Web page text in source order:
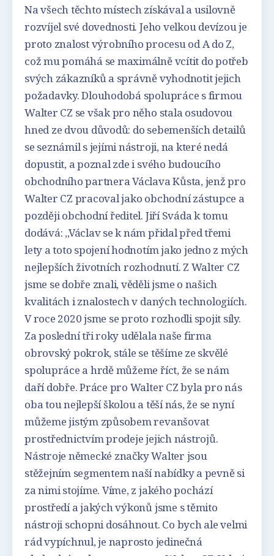
Na všech těchto místech získával a usilovně
rozvíjel své dovednosti. Jeho velkou devízou je
proto znalost výrobního procesu od A do Z,
což mu pomáhá se maximálně vcítit do potřeb
svých zákazníků a správně vyhodnotit jejich
požadavky. Dlouhodobá spolupráce s firmou
Walter CZ se však pro něho stala osudovou
hned ze dvou důvodů: do sebemenších detailů
se seznámil s jejími nástroji, na které nedá
dopustit, a poznal zde i svého budoucího
obchodního partnera Václava Kůsta, jenž pro
Walter CZ pracoval jako obchodní zástupce a
později obchodní ředitel. Jiří Sváda k tomu
dodává: „Václav se k nám přidal před třemi
lety a toto spojení hodnotím jako jedno z mých
nejlepších životních rozhodnutí. Z Walter CZ
jsme se dobře znali, věděli jsme o našich
kvalitách i znalostech v daných technologiích.
V roce 2020 jsme se proto rozhodli spojit síly.
Za poslední tři roky udělala naše firma
obrovský pokrok, stále se těšíme ze skvělé
spolupráce a hrdě můžeme říct, že se nám
daří dobře. Práce pro Walter CZ byla pro nás
oba tou nejlepší školou a těší nás, že se nyní
můžeme jistým způsobem revanšovat
prostřednictvím prodeje jejich nástrojů.
Nástroje německé značky Walter jsou
stěžejním segmentem naší nabídky a pevně si
za nimi stojíme. Víme, z jakého pochází
prostředí a jakých výkonů jsme s těmito
nástroji schopni dosáhnout. Co bych ale velmi
rád vypíchnul, je naprosto jedinečná